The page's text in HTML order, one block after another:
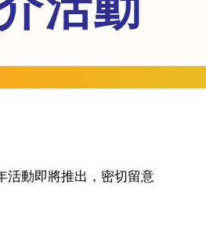
活動即將推出，密切留意